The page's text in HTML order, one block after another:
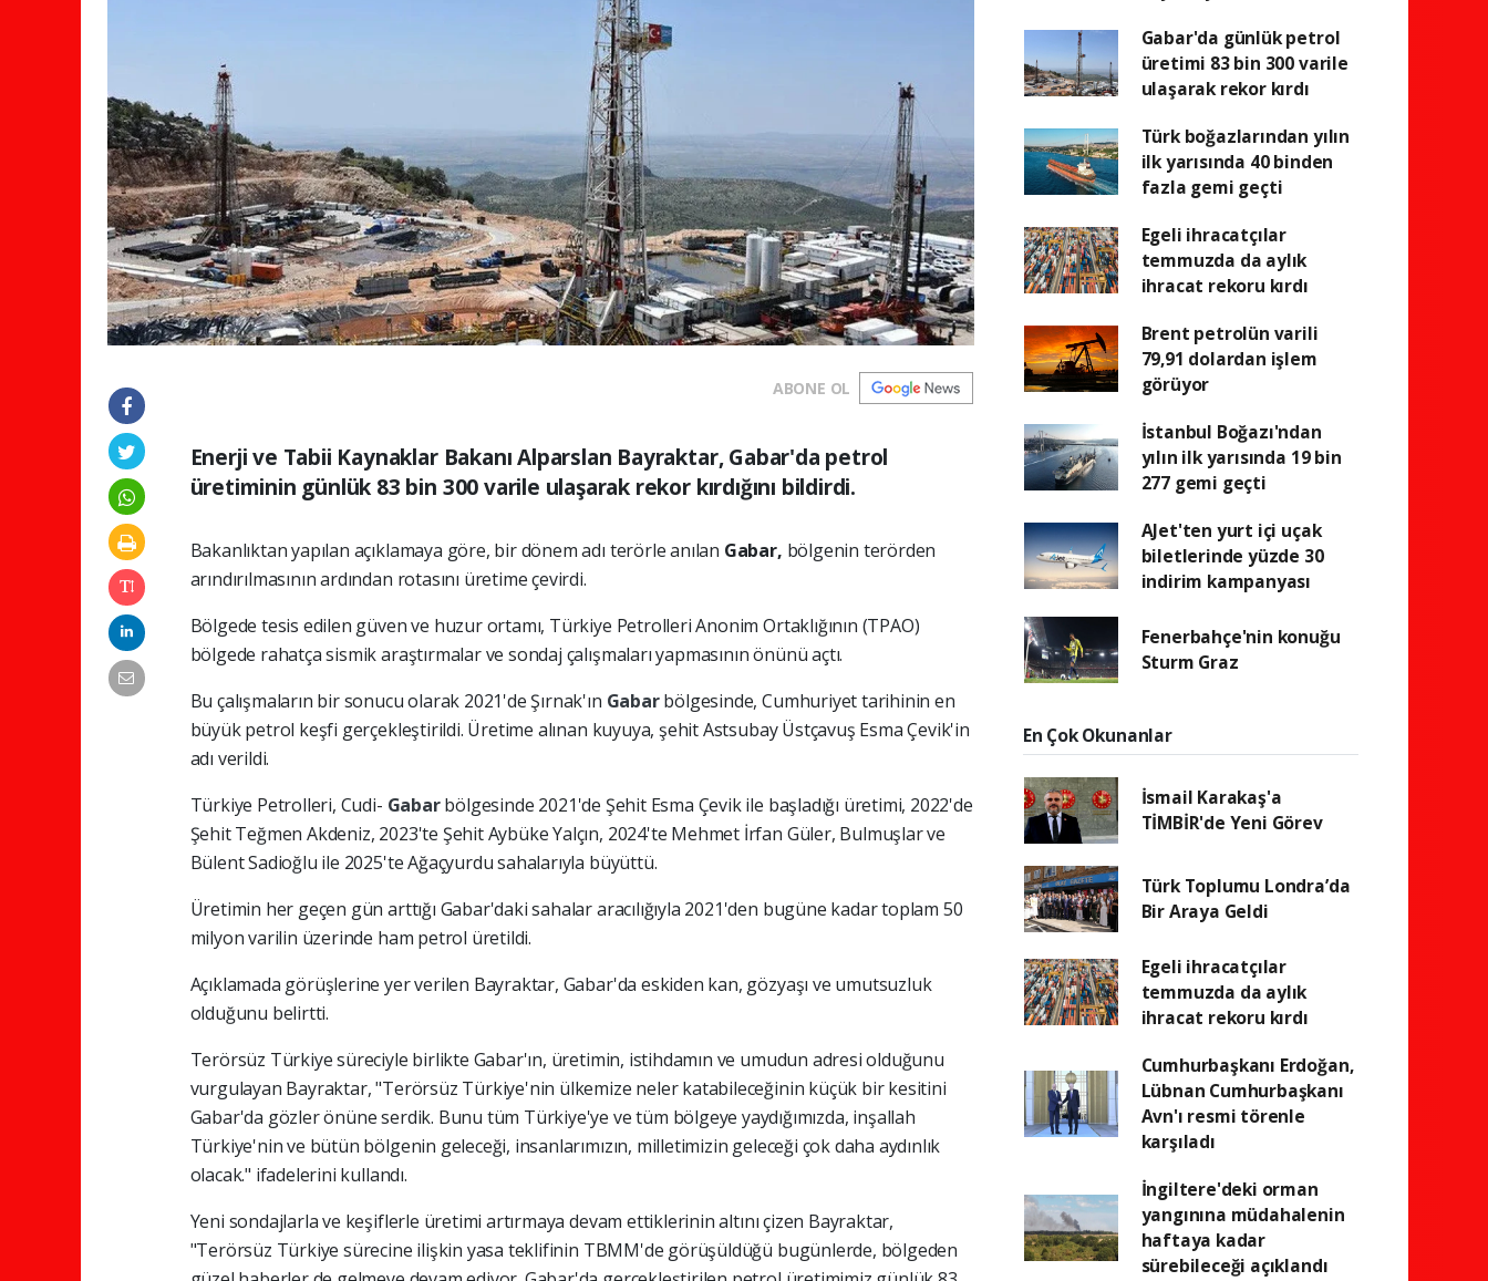
ABONE OL
Enerji ve Tabii Kaynaklar Bakanı Alparslan Bayraktar, Gabar'da petrol
üretiminin günlük 83 bin 300 varile ulaşarak rekor kırdığını bildirdi.
Bakanlıktan yapılan açıklamaya göre, bir dönem adı terörle anılan Gabar, bölgenin terörden
arındırılmasının ardından rotasını üretime çevirdi.
Bölgede tesis edilen güven ve huzur ortamı, Türkiye Petrolleri Anonim Ortaklığının (TPAO)
bölgede rahatça sismik araştırmalar ve sondaj çalışmaları yapmasının önünü açtı.
Bu çalışmaların bir sonucu olarak 2021'de Şırnak'ın Gabarbölgesinde, Cumhuriyet tarihinin en
büyük petrol keşfi gerçekleştirildi. Üretime alınan kuyuya, şehit Astsubay Üstçavuş Esma Çevik'in
adı verildi.
Türkiye Petrolleri, Cudi- Gabarbölgesinde 2021'de Şehit Esma Çevik ile başladığı üretimi, 2022'de
Şehit Teğmen Akdeniz, 2023'te Şehit Aybüke Yalçın, 2024'te Mehmet İrfan Güler, Bulmuşlar ve
Bülent Sadioğlu ile 2025'te Ağaçyurdu sahalarıyla büyüttü.
Üretimin her geçen gün arttığı Gabar'daki sahalar aracılığıyla 2021'den bugüne kadar toplam 50
milyon varilin üzerinde ham petrol üretildi.
Açıklamada görüşlerine yer verilen Bayraktar, Gabar'da eskiden kan, gözyaşı ve umutsuzluk
olduğunu belirtti.
Terörsüz Türkiye süreciyle birlikte Gabar'ın, üretimin, istihdamın ve umudun adresi olduğunu
vurgulayan Bayraktar, "Terörsüz Türkiye'nin ülkemize neler katabileceğinin küçük bir kesitini
Gabar'da gözler önüne serdik. Bunu tüm Türkiye'ye ve tüm bölgeye yaydığımızda, inşallah
Türkiye'nin ve bütün bölgenin geleceği, insanlarımızın, milletimizin geleceği çok daha aydınlık
olacak." ifadelerini kullandı.
Yeni sondajlarla ve keşiflerle üretimi artırmaya devam ettiklerinin altını çizen Bayraktar,
"Terörsüz Türkiye sürecine ilişkin yasa teklifinin TBMM'de görüşüldüğü bugünlerde, bölgeden
Gabar'da günlük petrol
üretimi 83 bin 300 varile
ulaşarak rekor kırdı
Türk boğazlarından yılın
ilk yarısında 40 binden
fazla gemi geçti
Egeli ihracatçılar
temmuzda da aylık
ihracat rekoru kırdı
Brent petrolün varili
79,91 dolardan işlem
görüyor
İstanbul Boğazı'ndan
yılın ilk yarısında 19 bin
277 gemi geçti
AJet'ten yurt içi uçak
biletlerinde yüzde 30
indirim kampanyası
Fenerbahçe'nin konuğu
Sturm Graz
En Çok Okunanlar
İsmail Karakaş'a
TİMBİR'de Yeni Görev
Türk Toplumu Londra’da
Bir Araya Geldi
Egeli ihracatçılar
temmuzda da aylık
ihracat rekoru kırdı
Cumhurbaşkanı Erdoğan,
Lübnan Cumhurbaşkanı
Avn'ı resmi törenle
karşıladı
İngiltere'deki orman
yangınına müdahalenin
haftaya kadar
sürebileceği açıklandı